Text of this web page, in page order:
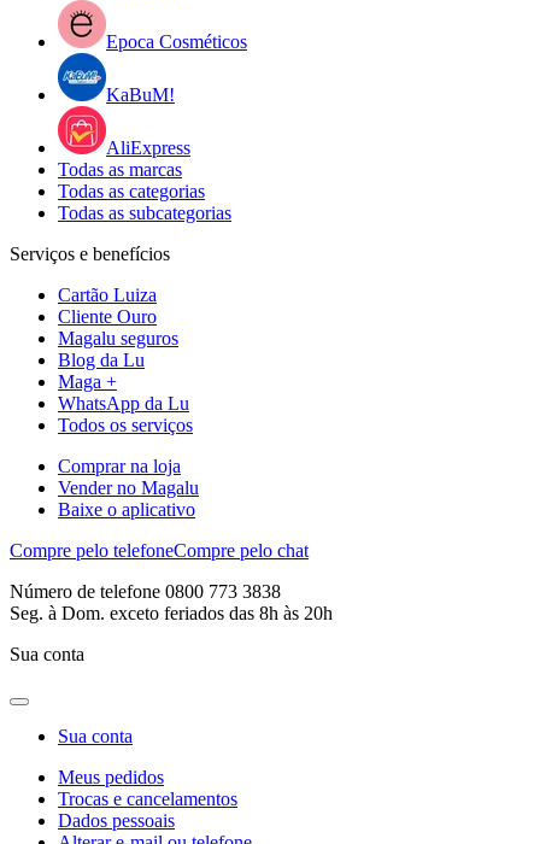
Epoca Cosméticos
KaBuM!
AliExpress
Todas as marcas
Todas as categorias
Todas as subcategorias
Serviços e benefícios
Cartão Luiza
Cliente Ouro
Magalu seguros
Blog da Lu
Maga +
WhatsApp da Lu
Todos os serviços
Comprar na loja
Vender no Magalu
Baixe o aplicativo
Compre pelo telefoneCompre pelo chat
Número de telefone 0800 773 3838
Seg. à Dom. exceto feriados das 8h às 20h
Sua conta
Sua conta
Meus pedidos
Trocas e cancelamentos
Dados pessoais